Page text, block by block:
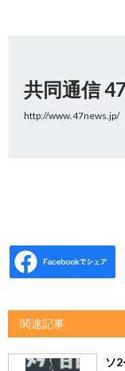
共同通信
http://www.47news.jp/
関連記事
ソ